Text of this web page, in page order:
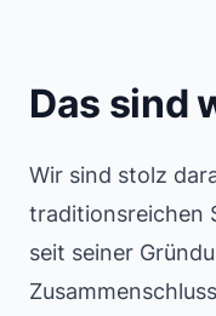
Das sind
Wir sind stolz
traditionsreichen
seit seiner